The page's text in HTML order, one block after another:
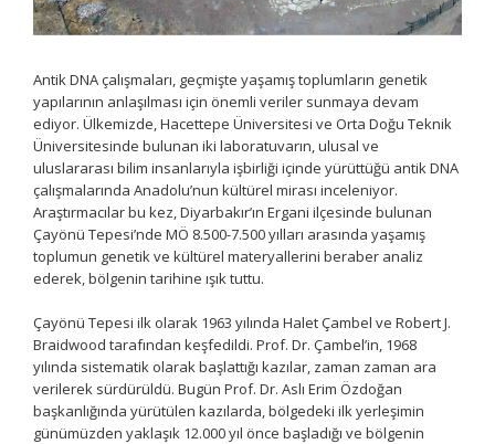
Antik DNA çalışmaları, geçmişte yaşamış toplumların genetik
yapılarının anlaşılması için önemli veriler sunmaya devam
ediyor. Ülkemizde, Hacettepe Üniversitesi ve Orta Doğu Teknik
Üniversitesinde bulunan iki laboratuvarın, ulusal ve
uluslararası bilim insanlarıyla işbirliği içinde yürüttüğü antik DNA
çalışmalarında Anadolu’nun kültürel mirası inceleniyor.
Araştırmacılar bu kez, Diyarbakır’ın Ergani ilçesinde bulunan
Çayönü Tepesi’nde MÖ 8.500-7.500 yılları arasında yaşamış
toplumun genetik ve kültürel materyallerini beraber analiz
ederek, bölgenin tarihine ışık tuttu.
Çayönü Tepesi ilk olarak 1963 yılında Halet Çambel ve Robert J.
Braidwood tarafından keşfedildi. Prof. Dr. Çambel’in, 1968
yılında sistematik olarak başlattığı kazılar, zaman zaman ara
verilerek sürdürüldü. Bugün Prof. Dr. Aslı Erim Özdoğan
başkanlığında yürütülen kazılarda, bölgedeki ilk yerleşimin
günümüzden yaklaşık 12.000 yıl önce başladığı ve bölgenin